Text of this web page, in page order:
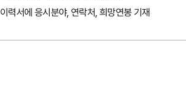
이력서에 응시분야, 연락처, 희망연봉 기재